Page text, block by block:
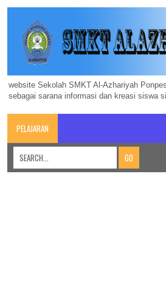
website Sekolah SMKT Al-Azhariyah
sebagai sarana informasi dan kreasi siswa
PELAJARAN